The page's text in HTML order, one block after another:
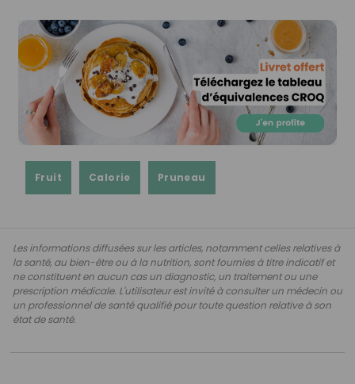
Fruit Calorie Pruneau
Les informations diffusées sur les articles, notamment celles relatives à
la santé, au bien-être ou à la nutrition, sont fournies à titre indicatif et
ne constituent en aucun cas un diagnostic, un traitement ou une
prescription médicale. L'utilisateur est invité à consulter un médecin ou
un professionnel de santé qualifié pour toute question relative à son
état de santé.